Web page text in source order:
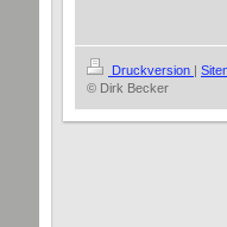
Druckversion |
© Dirk Becker